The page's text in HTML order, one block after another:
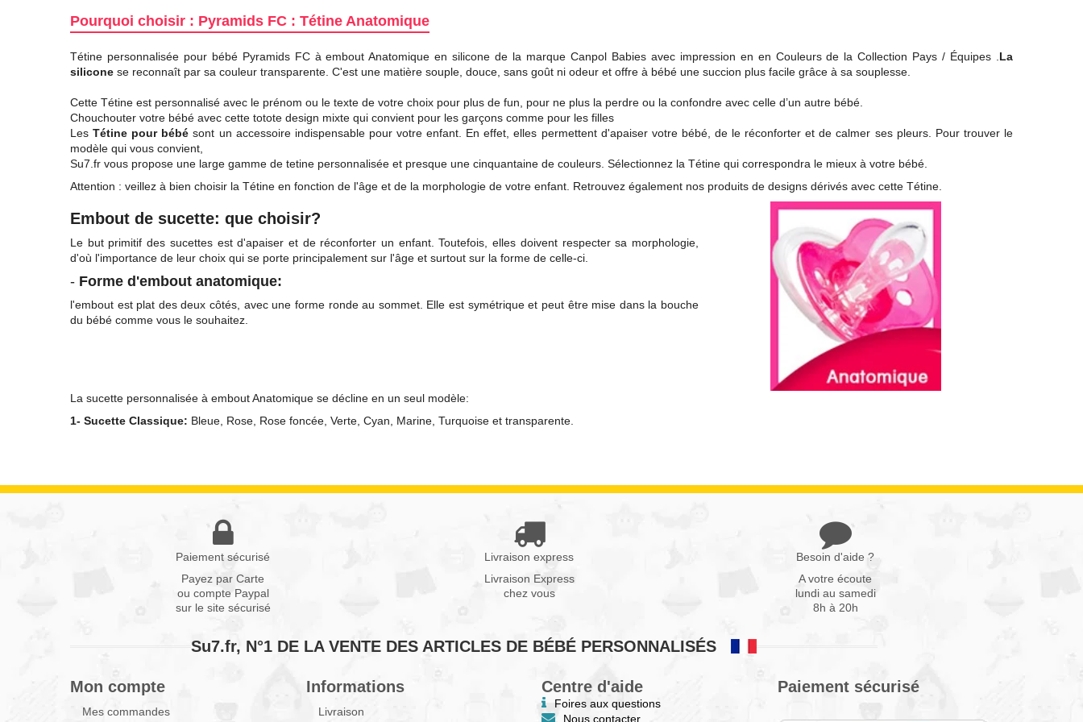
Pourquoi choisir : Pyramids FC : Tétine Anatomique
Tétine personnalisée pour bébé Pyramids FC à embout Anatomique en silicone de la marque Canpol Babies avec impression en en Couleurs de la Collection Pays / Équipes . La
silicone se reconnaît par sa couleur transparente. C'est une matière souple, douce, sans goût ni odeur et offre à bébé une succion plus facile grâce à sa souplesse.
Cette Tétine est personnalisé avec le prénom ou le texte de votre choix pour plus de fun, pour ne plus la perdre ou la confondre avec celle d’un autre bébé.
Chouchouter votre bébé avec cette totote design mixte qui convient pour les garçons comme pour les filles
LesTétine pour bébé sont un accessoire indispensable pour votre enfant. En effet, elles permettent d'apaiser votre bébé, de le réconforter et de calmer ses pleurs. Pour trouver le
modèle qui vous convient,
Su7.fr vous propose une large gamme de tetine personnalisée et presque une cinquantaine de couleurs. Sélectionnez la Tétine qui correspondra le mieux à votre bébé.
Attention : veillez à bien choisir la Tétine en fonction de l'âge et de la morphologie de votre enfant. Retrouvez également nos produits de designs dérivés avec cette Tétine.
Embout de sucette: que choisir?
Le but primitif des sucettes est d'apaiser et de réconforter un enfant. Toutefois, elles doivent respecter sa morphologie,
d'où l'importance de leur choix qui se porte principalement sur l'âge et surtout sur la forme de celle-ci.
- Forme d'embout anatomique:
l'embout est plat des deux côtés, avec une forme ronde au sommet. Elle est symétrique et peut être mise dans la bouche
du bébé comme vous le souhaitez.
La sucette personnalisée à embout Anatomique se décline en un seul modèle:
1- Sucette Classique: Bleue Rose , Rose foncée, Verte, Cyan, Marine, Turquoise et transparente.
Paiement sécurisé
Payez par Carte
ou compte Paypal
sur le site sécurisé
Livraison express
Livraison Express
chez vous
Besoin d'aide ?
A votre écoute
lundi au samedi
8h à 20h
Su7.fr, N°1 DE LA VENTE DES ARTICLES DE BÉBÉ PERSONNALISÉS
Mon compte
Mes commandes
Informations
Livraison
Centre d'aide
Foires aux questions
Nous contacter
Paiement sécurisé